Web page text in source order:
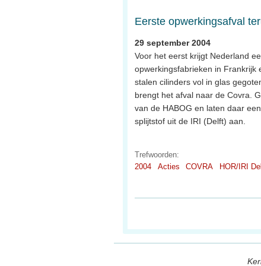
Eerste opwerkingsafval
29 september 2004
Voor het eerst krijgt Nederland
opwerkingsfabrieken in Frankrijk
stalen cilinders vol in glas
brengt het afval naar de Covra.
van de HABOG en laten daar
splijtstof uit de IRI (Delft) aan.
Trefwoorden:
2004
Acties COVRA HOR/IRI